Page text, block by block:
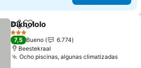
CompartirAgregar a favoritos
Dikhololo
3 Estrellas
7,5 Bueno
6.774
Beestekraal
Ocho piscinas, algunas climatizadasVer